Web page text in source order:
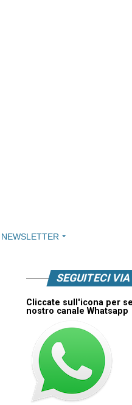
NEWSLETTER
SEGUITECI
Cliccate sull'icona per
nostro canale Whatsapp